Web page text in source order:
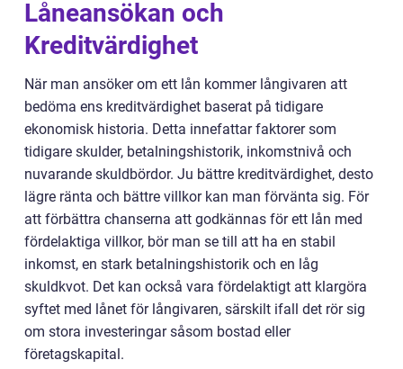
Låneansökan och
Kreditvärdighet
När man ansöker om ett lån kommer långivaren att
bedöma ens kreditvärdighet baserat på tidigare
ekonomisk historia. Detta innefattar faktorer som
tidigare skulder, betalningshistorik, inkomstnivå och
nuvarande skuldbördor. Ju bättre kreditvärdighet, desto
lägre ränta och bättre villkor kan man förvänta sig. För
att förbättra chanserna att godkännas för ett lån med
fördelaktiga villkor, bör man se till att ha en stabil
inkomst, en stark betalningshistorik och en låg
skuldkvot. Det kan också vara fördelaktigt att klargöra
syftet med lånet för långivaren, särskilt ifall det rör sig
om stora investeringar såsom bostad eller
företagskapital.